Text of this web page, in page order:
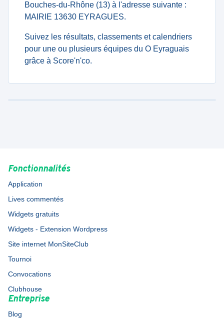
Bouches-du-Rhône (13) à l'adresse suivante :
MAIRIE 13630 EYRAGUES.
Suivez les résultats, classements et calendriers
pour une ou plusieurs équipes du O Eyraguais
grâce à Score'n'co.
Fonctionnalités
Application
Lives commentés
Widgets gratuits
Widgets - Extension Wordpress
Site internet MonSiteClub
Tournoi
Convocations
Clubhouse
Entreprise
Blog